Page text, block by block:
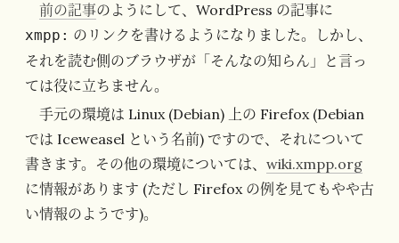
前の記事のようにして、WordPress の記事に
xmpp: のリンクを書けるようになりました。しかし、
それを読む側のブラウザが「そんなの知らん」と言っ
ては役に立ちません。
手元の環境は Linux (Debian) 上の Firefox (Debian
では Iceweasel という名前) ですので、それについて
書きます。その他の環境については、 wiki.xmpp.org
に情報があります (ただし Firefox の例を見てもやや古
い情報のようです)。